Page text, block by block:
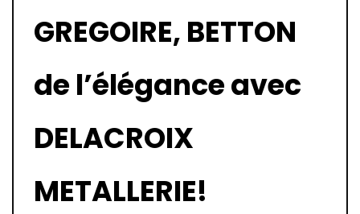
GREGOIRE, BETTON
de l’élégance avec
DELACROIX
METALLERIE!